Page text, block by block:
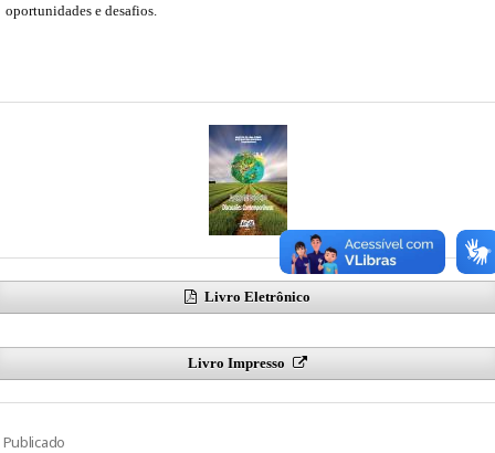
oportunidades e desafios.
Livro Eletrônico
Livro Impresso
Publicado